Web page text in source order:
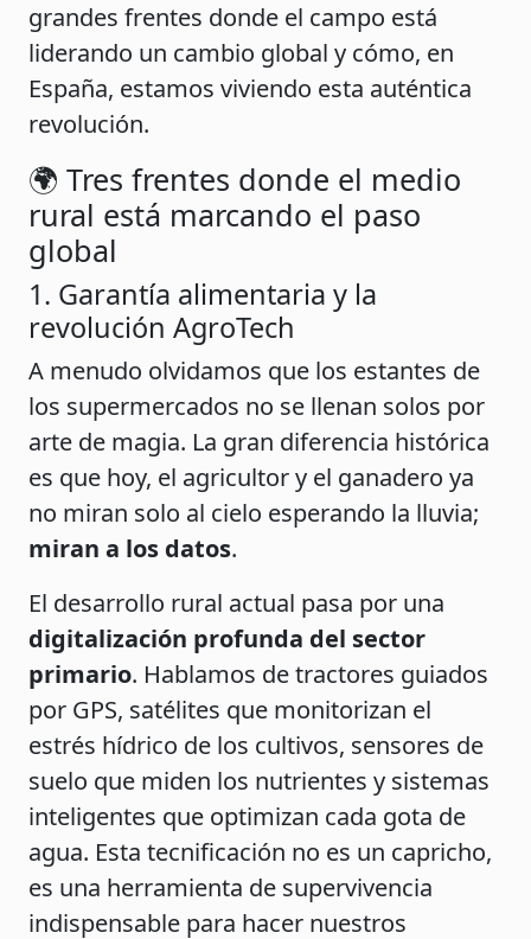
grandes frentes donde el campo está
liderando un cambio global y cómo, en
España, estamos viviendo esta auténtica
revolución.
🌍 Tres frentes donde el medio
rural está marcando el paso
global
1. Garantía alimentaria y la
revolución AgroTech
A menudo olvidamos que los estantes de
los supermercados no se llenan solos por
arte de magia. La gran diferencia histórica
es que hoy, el agricultor y el ganadero ya
no miran solo al cielo esperando la lluvia;
miran a los datos.
El desarrollo rural actual pasa por una
digitalización profunda del sector
primario. Hablamos de tractores guiados
por GPS, satélites que monitorizan el
estrés hídrico de los cultivos, sensores de
suelo que miden los nutrientes y sistemas
inteligentes que optimizan cada gota de
agua. Esta tecnificación no es un capricho,
es una herramienta de supervivencia
indispensable para hacer nuestros